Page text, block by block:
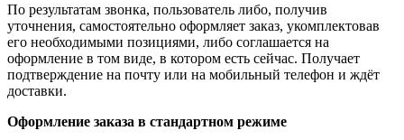
По результатам звонка, пользователь либо, получив
уточнения, самостоятельно оформляет заказ, укомплектовав
его необходимыми позициями, либо соглашается на
оформление в том виде, в котором есть сейчас. Получает
подтверждение на почту или на мобильный телефон и ждёт
доставки.
Оформление заказа в стандартном режиме